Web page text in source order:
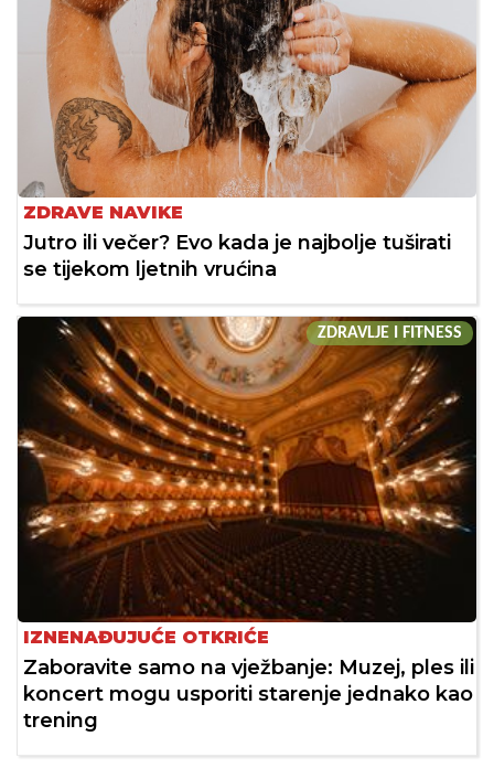
ZDRAVE NAVIKE
Jutro ili večer? Evo kada je najbolje tuširati
se tijekom ljetnih vrućina
ZDRAVLJE I FITNESS
IZNENAĐUJUĆE OTKRIĆE
Zaboravite samo na vježbanje: Muzej, ples ili
koncert mogu usporiti starenje jednako kao
trening